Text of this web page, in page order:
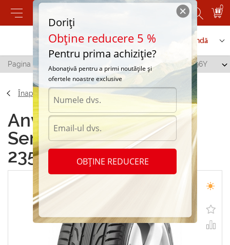
0
Contactați-ne Serviciu de comandă
Pagina principală Semperit Speed-Life 2 235/40 R19 96Y
Înapoi
Anvelope de vara
Semperit Speed-Life 2
235/40 R19 96Y
Doriți
Obține reducere 5 %
Pentru prima achiziție?
Abonațivă pentru a primi noutățile și
ofertele noastre exclusive
OBȚINE REDUCERE